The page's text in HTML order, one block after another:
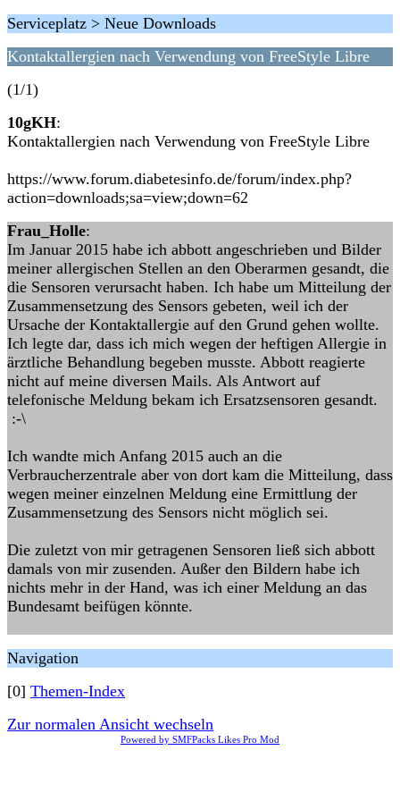
Serviceplatz > Neue Downloads
Kontaktallergien nach Verwendung von FreeStyle Libre
(1/1)
10gKH:
Kontaktallergien nach Verwendung von FreeStyle Libre
https://www.forum.diabetesinfo.de/forum/index.php?
action=downloads;sa=view;down=62
Frau_Holle:
Im Januar 2015 habe ich abbott angeschrieben und Bilder
meiner allergischen Stellen an den Oberarmen gesandt, die
die Sensoren verursacht haben. Ich habe um Mitteilung der
Zusammensetzung des Sensors gebeten, weil ich der
Ursache der Kontaktallergie auf den Grund gehen wollte.
Ich legte dar, dass ich mich wegen der heftigen Allergie in
ärztliche Behandlung begeben musste. Abbott reagierte
nicht auf meine diversen Mails. Als Antwort auf
telefonische Meldung bekam ich Ersatzsensoren gesandt.
:-\
Ich wandte mich Anfang 2015 auch an die
Verbraucherzentrale aber von dort kam die Mitteilung, dass
wegen meiner einzelnen Meldung eine Ermittlung der
Zusammensetzung des Sensors nicht möglich sei.
Die zuletzt von mir getragenen Sensoren ließ sich abbott
damals von mir zusenden. Außer den Bildern habe ich
nichts mehr in der Hand, was ich einer Meldung an das
Bundesamt beifügen könnte.
Navigation
[0] Themen-Index
Zur normalen Ansicht wechseln
Powered by SMFPacks Likes Pro Mod